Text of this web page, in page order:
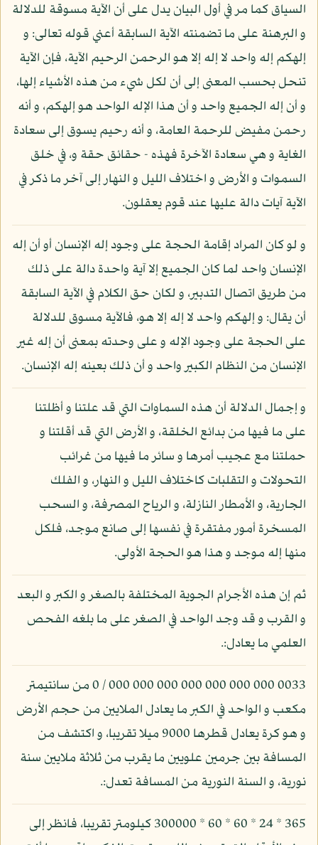
السياق كما مر في أول البيان يدل على أن الآية مسوقة للدلالة
و البرهنة على ما تضمنته الآية السابقة أعني قوله تعالى: و
إلهكم إله واحد لا إله إلا هو الرحمن الرحيم الآية، فإن الآية
تنحل بحسب المعنى إلى أن لكل شيء من هذه الأشياء إلها،
و أن إله الجميع واحد و أن هذا الإله الواحد هو إلهكم، و أنه
رحمن مفيض للرحمة العامة، و أنه رحيم يسوق إلى سعادة
الغاية و هي سعادة الآخرة فهذه - حقائق حقة و، في خلق
السموات و الأرض و اختلاف الليل و النهار إلى آخر ما ذكر في
الآية آيات دالة عليها عند قوم يعقلون.
و لو كان المراد إقامة الحجة على وجود إله الإنسان أو أن إله
الإنسان واحد لما كان الجميع إلا آية واحدة دالة على ذلك
من طريق اتصال التدبير، و لكان حق الكلام في الآية السابقة
أن يقال: و إلهكم واحد لا إله إلا هو، فالآية مسوق للدلالة
على الحجة على وجود الإله و على وحدته بمعنى أن إله غير
الإنسان من النظام الكبير واحد و أن ذلك بعينه إله الإنسان.
و إجمال الدلالة أن هذه السماوات التي قد علتنا و أظلتنا
على ما فيها من بدائع الخلقة، و الأرض التي قد أقلتنا و
حملتنا مع عجيب أمرها و سائر ما فيها من غرائب
التحولات و التقلبات كاختلاف الليل و النهار، و الفلك
الجارية، و الأمطار النازلة، و الرياح المصرفة، و السحب
المسخرة أمور مفتقرة في نفسها إلى صانع موجد، فلكل
منها إله موجد و هذا هو الحجة الأولى.
ثم إن هذه الأجرام الجوية المختلفة بالصغر و الكبر و البعد
و القرب و قد وجد الواحد في الصغر على ما بلغه الفحص
العلمي ما يعادل:.
0033 000 000 000 000 000 000 000 / 0 من سانتيمتر
مكعب و الواحد في الكبر ما يعادل الملايين من حجم الأرض
و هو كرة يعادل قطرها 9000 ميلا تقريبا، و اكتشف من
المسافة بين جرمين علويين ما يقرب من ثلاثة ملايين سنة
نورية، و السنة النورية من المسافة تعدل:.
365 * 24 * 60 * 60 * 300000 كيلومتر تقريبا، فانظر إلى